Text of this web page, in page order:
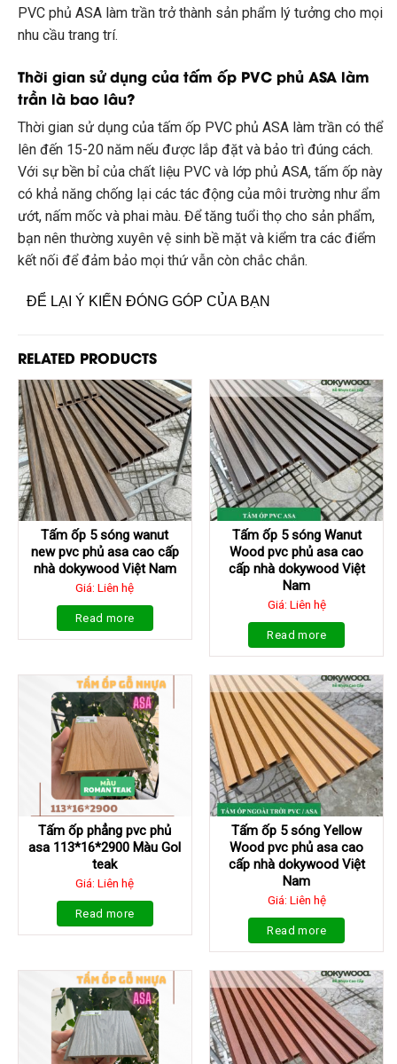
PVC phủ ASA làm trần trở thành sản phẩm lý tưởng cho mọi
nhu cầu trang trí.
Thời gian sử dụng của tấm ốp PVC phủ ASA làm
trần là bao lâu?
Thời gian sử dụng của tấm ốp PVC phủ ASA làm trần có thể
lên đến 15-20 năm nếu được lắp đặt và bảo trì đúng cách.
Với sự bền bỉ của chất liệu PVC và lớp phủ ASA, tấm ốp này
có khả năng chống lại các tác động của môi trường như ẩm
ướt, nấm mốc và phai màu. Để tăng tuổi thọ cho sản phẩm,
bạn nên thường xuyên vệ sinh bề mặt và kiểm tra các điểm
kết nối để đảm bảo mọi thứ vẫn còn chắc chắn.
ĐỂ LẠI Ý KIẾN ĐÓNG GÓP CỦA BẠN
RELATED PRODUCTS
Tấm ốp 5 sóng wanut
new pvc phủ asa cao cấp
nhà dokywood Việt Nam
Giá: Liên hệ
Read more
Tấm ốp 5 sóng Wanut
Wood pvc phủ asa cao
cấp nhà dokywood Việt
Nam
Giá: Liên hệ
Read more
Tấm ốp phẳng pvc phủ
asa 113*16*2900 Màu Gol
teak
Giá: Liên hệ
Read more
Tấm ốp 5 sóng Yellow
Wood pvc phủ asa cao
cấp nhà dokywood Việt
Nam
Giá: Liên hệ
Read more